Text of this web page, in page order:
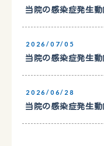
当院の感染症発生
2026/07/05
当院の感染症発生
2026/06/28
当院の感染症発生